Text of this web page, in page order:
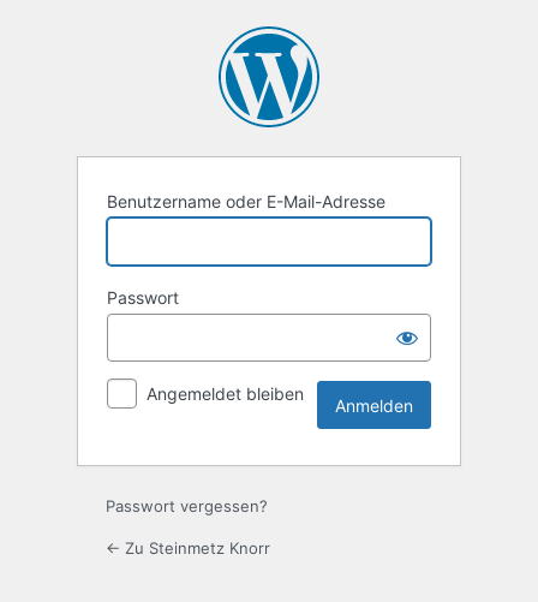
Benutzername oder E-Mail-Adresse
Passwort
Angemeldet bleiben
Passwort vergessen?
← Zu Steinmetz Knorr